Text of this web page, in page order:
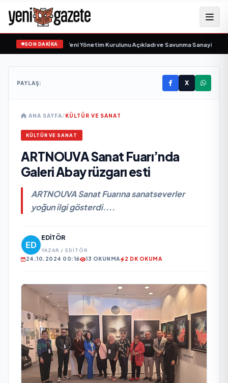
SON DAKİKA
Sanayi AŞ Yeni Yönetim Kurulunu Açıkladı ve Savunma Sanayinde
PAYLAŞ: X
ANA SAYFA/KÜLTÜR VE SANAT
KÜLTÜR VE SANAT
ARTNOUVA Sanat Fuarı’nda
Galeri Abay rüzgarı esti
ARTNOUVA Sanat Fuarına sanatseverler
yoğun ilgi gösterdi....
EDITÖR
YAZAR / EDITÖR
24.10.2024 00:16 13 OKUNMA 2 DK OKUMA